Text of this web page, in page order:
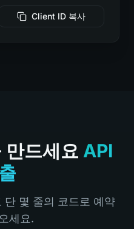
Client ID 복사
만드세요 API
몇 줄의 코드로 예약
세요.